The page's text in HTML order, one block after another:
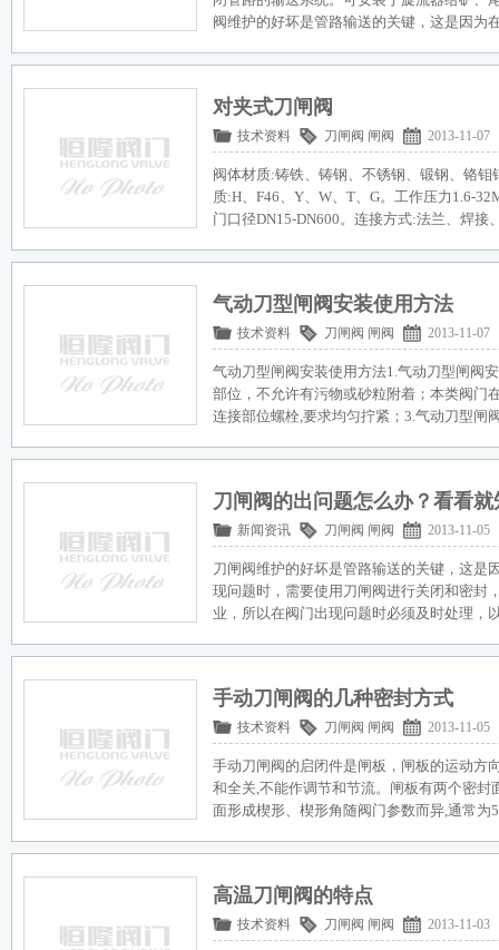
阀维护的好坏是管路输送的关键，这是因为
对夹式刀闸阀
技术资料 刀闸阀 闸阀 2013-11-07
阀体材质:铸铁、铸钢、不锈钢、锻钢、铬
质:H、F46、Y、W、T、G。工作压力1.6-
门口径DN15-DN600。连接方式:法兰、焊接
气动刀型闸阀安装使用方法
技术资料 刀闸阀 闸阀 2013-11-07
气动刀型闸阀安装使用方法1.气动刀型闸阀
部位，不允许有污物或砂粒附着；本类阀门
连接部位螺栓,要求均匀拧紧；3.气动刀型闸
刀闸阀的出问题怎么办？看看就
新闻资讯 刀闸阀 闸阀 2013-11-05
刀闸阀维护的好坏是管路输送的关键，这是
现问题时，需要使用刀闸阀进行关闭和密封
业，所以在阀门出现问题时必须及时处理，
手动刀闸阀的几种密封方式
技术资料 刀闸阀 闸阀 2013-11-05
手动刀闸阀的启闭件是闸板，闸板的运动方
和全关,不能作调节和节流。闸板有两个密封
面形成楔形、楔形角随阀门参数而异,通常为
高温刀闸阀的特点
技术资料 刀闸阀 闸阀 2013-11-03